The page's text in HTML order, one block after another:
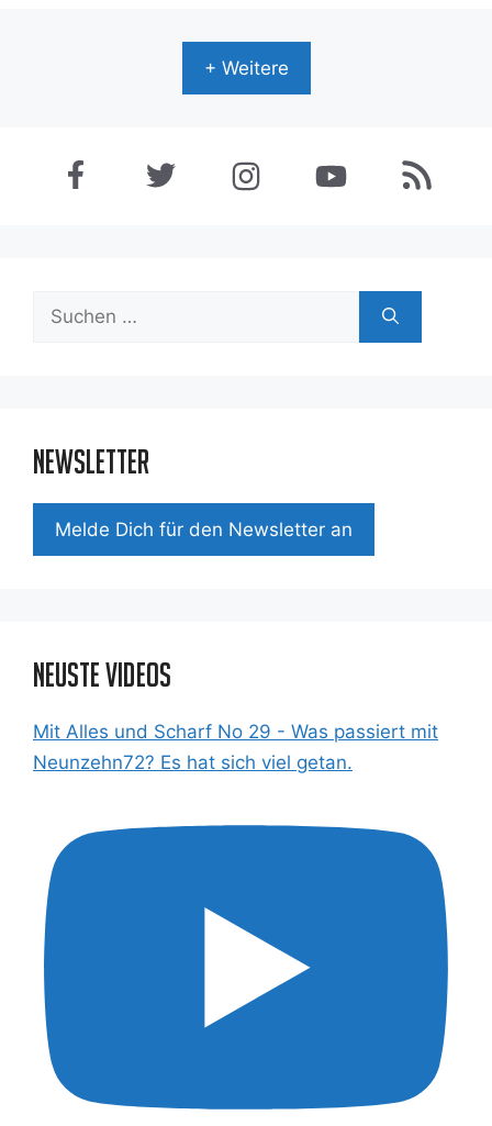
+ Weitere
Suchen
Newsletter
Mel­de Dich für den News­let­ter an
Neuste Videos
Mit Alles und Scharf No 29 - Was passiert mit
Neunzehn72? Es hat sich viel getan.